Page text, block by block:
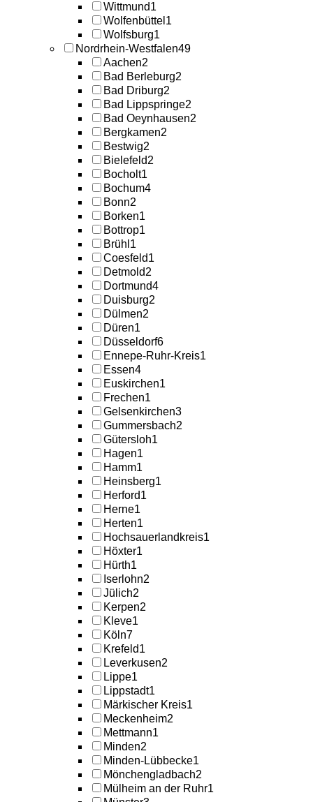
Wittmund1
Wolfenbüttel 1
Wolfsburg1
Nordrhein-Westfalen49
Aachen2
Bad Berleburg2
Bad Driburg2
Bad Lippspringe2
Bad Oeynhausen2
Bergkamen2
Bestwig2
Bielefeld2
Bocholt1
Bochum4
Bonn2
Borken1
Bottrop1
Brühl 1
Coesfeld1
Detmold2
Dortmund4
Duisburg2
Dülmen2
Düren1
Düsseldorf6
Ennepe-Ruhr-Kreis1
Essen4
Euskirchen1
Frechen1
Gelsenkirchen3
Gummersbach2
Gütersloh1
Hagen1
Hamm1
Heinsberg1
Herford1
Herne1
Herten1
Hochsauerlandkreis1
Höxter1
Hürth1
Iserlohn2
Jülich2
Kerpen2
Kleve1
Köln7
Krefeld1
Leverkusen2
Lippe1
Lippstadt1
Märkischer Kreis1
Meckenheim2
Mettmann1
Minden2
Minden-Lübbecke1
Mönchengladbach2
Mülheim an der Ruhr1